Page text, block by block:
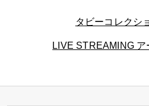
タビーコレクシ
LIVE STREAMING